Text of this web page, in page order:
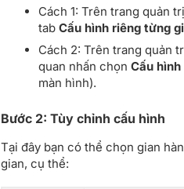
Cách 1: Trên trang quản
tab Cấu hình riêng từng
Cách 2: Trên trang quản
quan nhấn chọn Cấu
màn hình).
Bước 2: Tùy chỉnh cấu hình
Tại đây bạn có thể chọn gian
gian, cụ thể: